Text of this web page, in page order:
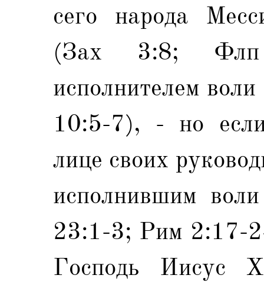
сего народа
(Зах 3:8;
исполнителем
10:5-7), - но
лице своих
исполнившим
23:1-3; Рим 2:17-
Господь Иисус